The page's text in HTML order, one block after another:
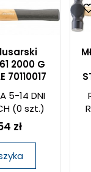
2000 G
70110017
5-14 DNI
(0 szt.)
zł